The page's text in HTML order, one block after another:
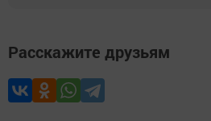
Расскажите друзьям